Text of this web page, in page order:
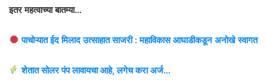
इतर महत्वाच्या बातम्या…
पाचोऱ्यात ईद मिलाद उत्साहात साजरी : महाविकास आघाडीकडून अनोखे स्वागत
शेतात सोलर पंप लावायचा आहे, लगेच करा अर्ज…